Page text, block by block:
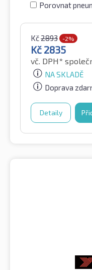
Porovnat
Kč2893 -2%
Kč 2835
vč. DPH*
NA SKLADĚ
Doprava
Detaily